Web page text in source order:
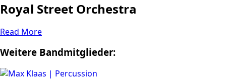
Royal Street Orchestra
Read More
Weitere Bandmitglieder: